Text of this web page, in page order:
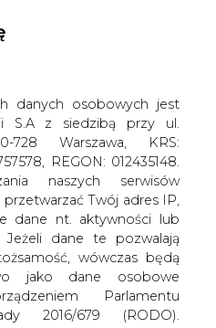
A A
ZALOGUJ SIĘ
danych osobowych jest
S.A z siedzibą przy ul.
728 Warszawa, KRS:
REGON: 012435148.
naszych serwisów
Twój adres IP,
dane nt. aktywności lub
Jeżeli dane te pozwalają
wówczas będą
jako dane osobowe
Parlamentu
2016/679 (RODO).